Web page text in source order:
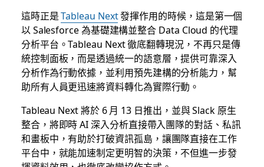
這時正是Tableau Next發揮作用的時候，這是第一個
以 Salesforce 為基礎建構並整合 Data Cloud 的代理
分析平台。Tableau Next 徹底翻轉現況，不再只是傳
統控制面板，而是透過統一的語意層，提供可靠深入
分析作為行動依據，並利用預先建構的分析能力，幫
助所有人員更迅速將資料轉化為實際行動。
Tableau Next 將於 6 月 13 日推出，並與 Slack 原生
整合，將即時 AI 深入分析直接帶入團隊的對話、私訊
和畫板中，有助於打破資訊孤島，讓團隊直接在工作
平台中，就能加速制定更明智的決策，不但進一步發